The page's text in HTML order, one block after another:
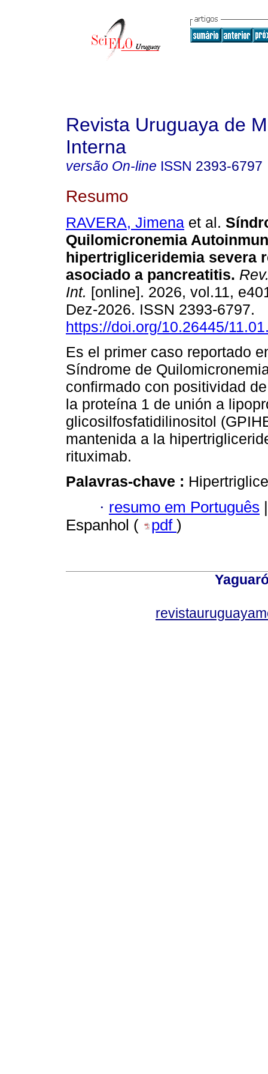
Revista Uruguaya de
Interna
versão On-line ISSN 2393-6797
Resumo
RAVERA, Jimena et al.
Quilomicronemia
hipertrigliceridemia severa
asociado a pancreatitis.
Int. [online]. 2026, vol.11,
Dez-2026. ISSN 2393-6797.
https://doi.org/10.26445/
Es el primer caso reportado
Síndrome de
confirmado con positividad
la proteína 1 de unión a
glicosilfosfatidilinositol
mantenida a la
rituximab.
Palavras-chave :
· resumo em Português |
Espanhol (
pdf )